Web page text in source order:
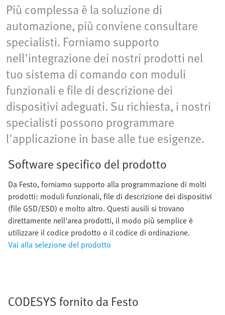
Più complessa è la soluzione di
automazione, più conviene consultare
specialisti. Forniamo supporto
nell'integrazione dei nostri prodotti nel
tuo sistema di comando con moduli
funzionali e file di descrizione dei
dispositivi adeguati. Su richiesta, i nostri
specialisti possono programmare
l'applicazione in base alle tue esigenze.
Software specifico del prodotto
Da Festo, forniamo supporto alla programmazione di molti
prodotti: moduli funzionali, file di descrizione dei dispositivi
(file GSD/ESD) e molto altro. Questi ausili si trovano
direttamente nell'area prodotti, il modo più semplice è
utilizzare il codice prodotto o il codice di ordinazione.
Vai alla selezione del prodotto
CODESYS fornito da Festo